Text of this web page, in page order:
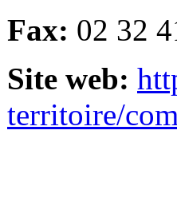
Fax: 02 32
Site web:
territoire/